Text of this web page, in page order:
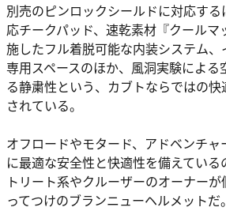
別売のピンロックシールドに対応す
応チークパッド、速乾素材『クールマ
施したフル着脱可能な内装システム
専用スペースのほか、風洞実験による
る静粛性という、カブトならではの
されている。
オフロードやモタード、アドベンチ
に最適な安全性と快適性を備えてい
トリート系やクルーザーのオーナー
ってつけのブランニューヘルメットだ。